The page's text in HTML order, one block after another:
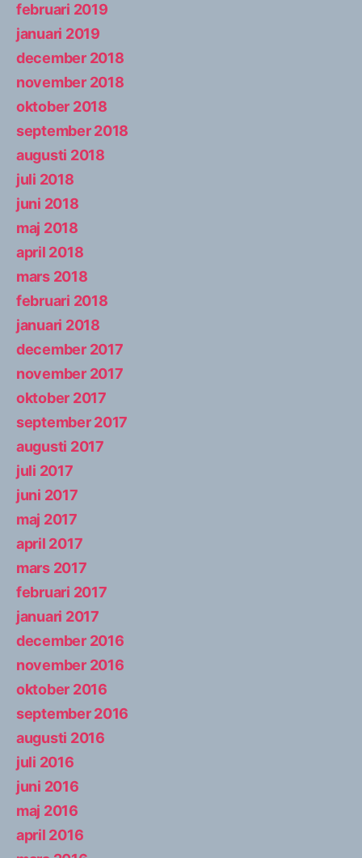
februari 2019
januari 2019
december 2018
november 2018
oktober 2018
september 2018
augusti 2018
juli 2018
juni 2018
maj 2018
april 2018
mars 2018
februari 2018
januari 2018
december 2017
november 2017
oktober 2017
september 2017
augusti 2017
juli 2017
juni 2017
maj 2017
april 2017
mars 2017
februari 2017
januari 2017
december 2016
november 2016
oktober 2016
september 2016
augusti 2016
juli 2016
juni 2016
maj 2016
april 2016